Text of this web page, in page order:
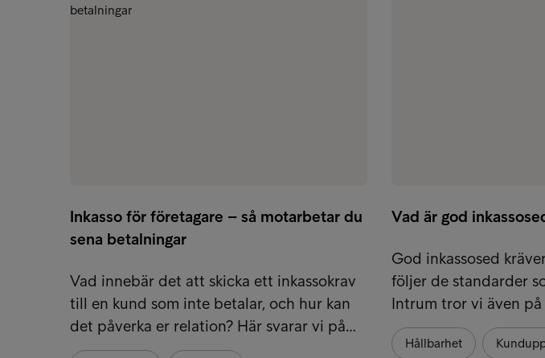
Inkasso för företagare – så motarbetar du
sena betalningar
Vad innebär det att skicka ett inkassokrav
till en kund som inte betalar, och hur kan
det påverka er relation? Här svarar vi på…
Vad är god
God inkassosed
följer de standarder
Intrum tror vi även
Hållbarhet